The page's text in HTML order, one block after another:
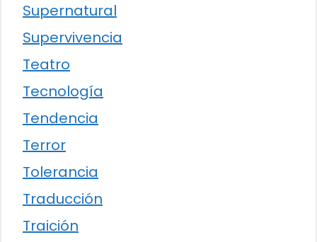
Supernatural
Supervivencia
Teatro
Tecnología
Tendencia
Terror
Tolerancia
Traducción
Traición